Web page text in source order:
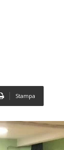
Stampa